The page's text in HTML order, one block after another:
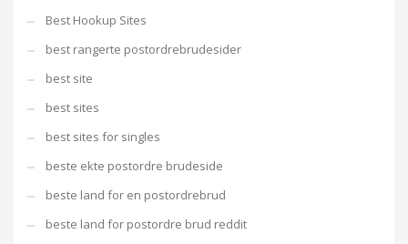
Best Hookup Sites
best rangerte postordrebrudesider
best site
best sites
best sites for singles
beste ekte postordre brudeside
beste land for en postordrebrud
beste land for postordre brud reddit